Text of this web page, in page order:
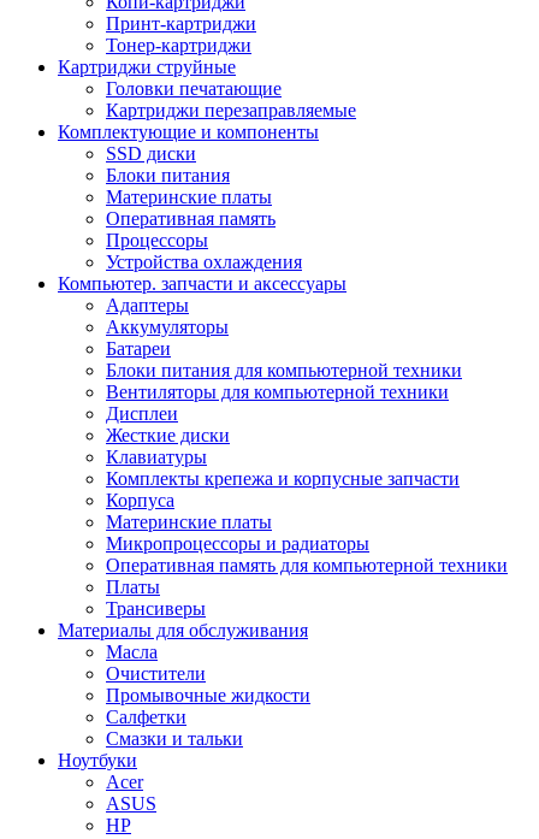
Принт-картриджи
Тонер-картриджи
Картриджи струйные
Головки печатающие
Картриджи перезаправляемые
Комплектующие и компоненты
SSD диски
Блоки питания
Материнские платы
Оперативная память
Процессоры
Устройства охлаждения
Компьютер. запчасти и аксессуары
Адаптеры
Аккумуляторы
Батареи
Блоки питания для компьютерной техники
Вентиляторы для компьютерной техники
Дисплеи
Жесткие диски
Клавиатуры
Комплекты крепежа и корпусные запчасти
Корпуса
Материнские платы
Микропроцессоры и радиаторы
Оперативная память для компьютерной техники
Платы
Трансиверы
Материалы для обслуживания
Масла
Очистители
Промывочные жидкости
Салфетки
Смазки и тальки
Ноутбуки
Acer
ASUS
HP